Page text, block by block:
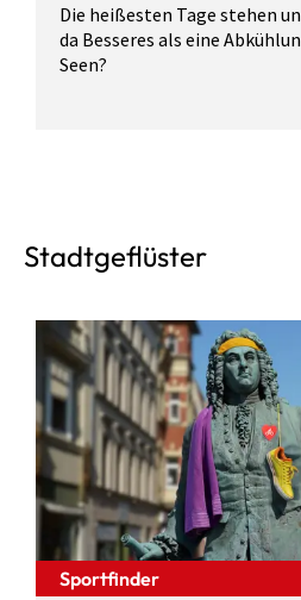
Die heißesten Tage stehen
da Besseres als eine
Seen?
Stadtgeflüster
Sportfinder